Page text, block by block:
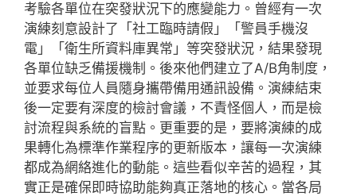
考驗各單位在突發狀況下的應變能力。曾經有一次
演練刻意設計了「社工臨時請假」「警員手機沒
電」「衛生所資料庫異常」等突發狀況，結果發現
各單位缺乏備援機制。後來他們建立了A/B角制度，
並要求每位人員隨身攜帶備用通訊設備。演練結束
後一定要有深度的檢討會議，不責怪個人，而是檢
討流程與系統的盲點。更重要的是，要將演練的成
果轉化為標準作業程序的更新版本，讓每一次演練
都成為網絡進化的動能。這些看似辛苦的過程，其
實正是確保即時協助能夠真正落地的核心。當各局